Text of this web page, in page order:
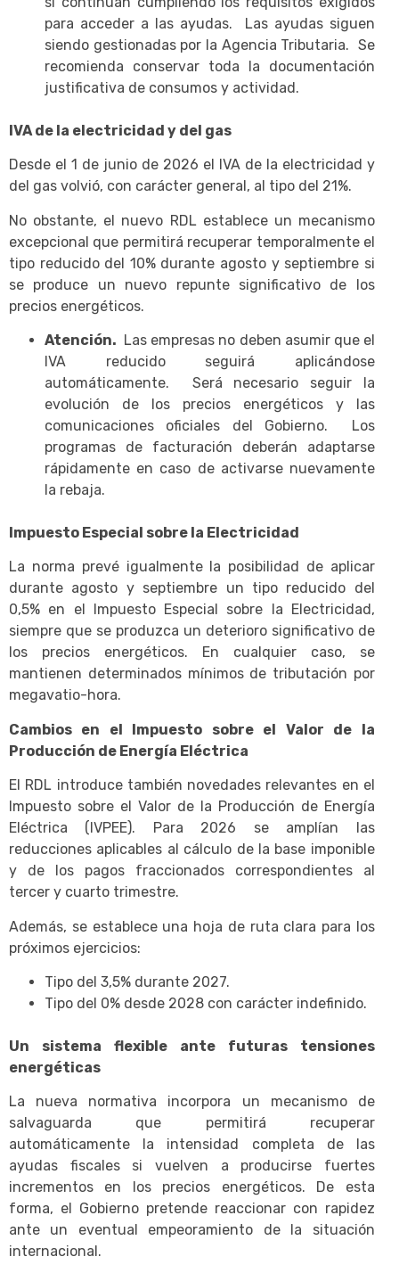
para acceder a las ayudas. Las ayudas siguen
siendo gestionadas por la Agencia Tributaria. Se
recomienda conservar toda la documentación
justificativa de consumos y actividad.
IVA de la electricidad y del gas
Desde el 1 de junio de 2026 el IVA de la electricidad y
del gas volvió, con carácter general, al tipo del 21%.
No obstante, el nuevo RDL establece un mecanismo
excepcional que permitirá recuperar temporalmente el
tipo reducido del 10% durante agosto y septiembre si
se produce un nuevo repunte significativo de los
precios energéticos.
Atención. Las empresas no deben asumir que el
IVA reducido seguirá aplicándose
automáticamente. Será necesario seguir la
evolución de los precios energéticos y las
comunicaciones oficiales del Gobierno. Los
programas de facturación deberán adaptarse
rápidamente en caso de activarse nuevamente
la rebaja.
Impuesto Especial sobre la Electricidad
La norma prevé igualmente la posibilidad de aplicar
durante agosto y septiembre un tipo reducido del
0,5% en el Impuesto Especial sobre la Electricidad,
siempre que se produzca un deterioro significativo de
los precios energéticos. En cualquier caso, se
mantienen determinados mínimos de tributación por
megavatio-hora.
Cambios en el Impuesto sobre el Valor de la
Producción de Energía Eléctrica
El RDL introduce también novedades relevantes en el
Impuesto sobre el Valor de la Producción de Energía
Eléctrica (IVPEE). Para 2026 se amplían las
reducciones aplicables al cálculo de la base imponible
y de los pagos fraccionados correspondientes al
tercer y cuarto trimestre.
Además, se establece una hoja de ruta clara para los
próximos ejercicios:
Tipo del 3,5% durante 2027.
Tipo del 0% desde 2028 con carácter indefinido.
Un sistema flexible ante futuras tensiones
energéticas
La nueva normativa incorpora un mecanismo de
salvaguarda que permitirá recuperar
automáticamente la intensidad completa de las
ayudas fiscales si vuelven a producirse fuertes
incrementos en los precios energéticos. De esta
forma, el Gobierno pretende reaccionar con rapidez
ante un eventual empeoramiento de la situación
internacional.